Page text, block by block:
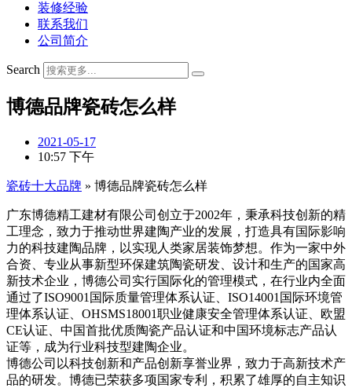
装修经验
联系我们
公司简介
Search
博德品牌瓷砖怎么样
2021-05-17
10:57 下午
瓷砖十大品牌 » 博德品牌瓷砖怎么样
广东博德精工建材有限公司创立于2002年，秉承科技创新的精
工理念，致力于推动世界建陶产业的发展，打造具有国际影响
力的科技建陶品牌，以实现人类家居装饰梦想。作为一家中外
合资、专业从事新型环保建筑陶瓷研发、设计和生产的国家高
新技术企业，博德公司实行国际化的管理模式，在行业内全面
通过了ISO9001国际质量管理体系认证、ISO14001国际环境管
理体系认证、OHSMS18001职业健康安全管理体系认证、欧盟
CE认证、中国首批优质陶瓷产品认证和中国环境标志产品认
证等，成为行业科技型建陶企业。
博德公司以科技创新和产品创新享誉业界，致力于高新技术产
品的研发。博德已荣获多项国家专利，积累了雄厚的自主知识